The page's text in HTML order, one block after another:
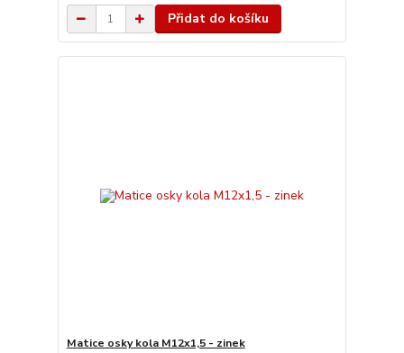
Přidat do košíku
Matice osky kola M12x1,5 - zinek